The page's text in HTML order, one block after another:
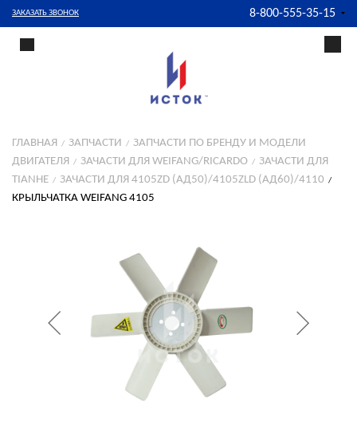
ЗАКАЗАТЬ ЗВОНОК 8-800-555-35-15
ГЛАВНАЯ ЗАПЧАСТИ
ЗАПЧАСТИ ПО БРЕНДУ И МОДЕЛИ
ДВИГАТЕЛЯ
ЗАЧАСТИ ДЛЯ WEIFANG/RICARDO
ЗАЧАСТИ ДЛЯ
TIANHE
ЗАЧАСТИ ДЛЯ 4105ZD (АД50)/4105ZLD (АД60)/4110
КРЫЛЬЧАТКА WEIFANG 4105